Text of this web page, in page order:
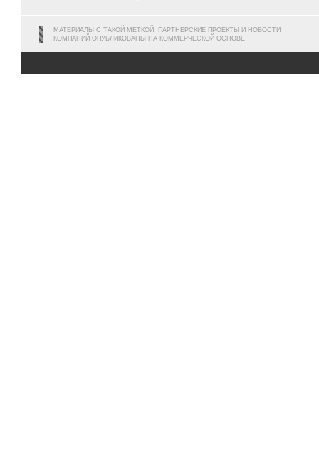
МАТЕРИАЛЫ С ТАКОЙ МЕТКОЙ, ПАРТНЕРСКИЕ ПРОЕКТЫ И НОВОСТИ
КОМПАНИЙ ОПУБЛИКОВАНЫ НА КОММЕРЧЕСКОЙ ОСНОВЕ